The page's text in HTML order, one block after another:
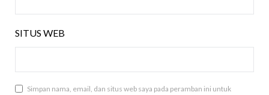
SITUS WEB
Simpan nama, email, dan situs web saya pada peramban ini untuk